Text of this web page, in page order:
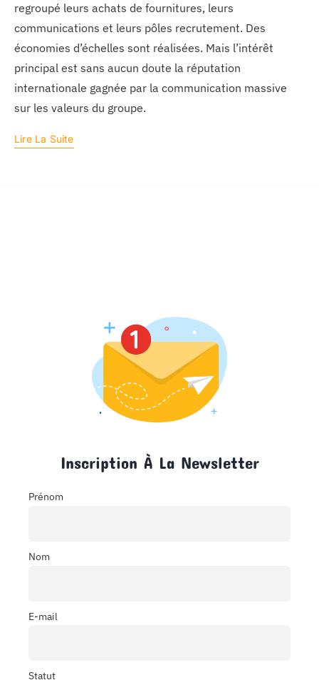
regroupé leurs achats de fournitures, leurs
communications et leurs pôles recrutement. Des
économies d’échelles sont réalisées. Mais l’intérêt
principal est sans aucun doute la réputation
internationale gagnée par la communication massive
sur les valeurs du groupe.
Lire La Suite
Inscription À La Newsletter
Prénom
Nom
E-mail
Statut